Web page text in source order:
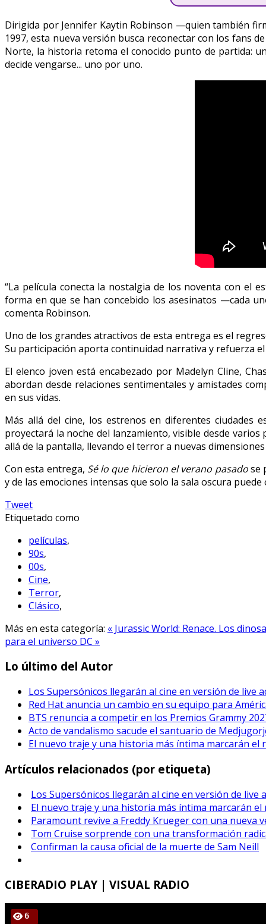
Dirigida por Jennifer Kaytin Robinson —quien también
1997, esta nueva versión busca reconectar con los fans
Norte, la historia retoma el conocido punto de partida:
decide vengarse... uno por uno.
“La película conecta la nostalgia de los noventa con el
forma en que se han concebido los asesinatos —cada
comenta Robinson.
Uno de los grandes atractivos de esta entrega es el
Su participación aporta continuidad narrativa y refuerza
El elenco joven está encabezado por Madelyn Cline,
abordan desde relaciones sentimentales y amistades
en sus vidas.
Más allá del cine, los estrenos en diferentes ciudades
proyectará la noche del lanzamiento, visible desde
allá de la pantalla, llevando el terror a nuevas
Con esta entrega, Sé lo que hicieron el verano pasadose
y de las emociones intensas que solo la sala oscura
Tweet
Etiquetado como
películas,
90s,
00s,
Cine,
Terror,
Clásico,
Más en esta categoría: « Jurassic World: Renace. Los
para el universo DC »
Lo último del Autor
Los Supersónicos llegarán al cine en versión de live
Red Hat anuncia un cambio en su equipo para
BTS renuncia a competir en los Premios Grammy
Acto de vandalismo sacude el santuario de
El nuevo traje y una historia más íntima marcarán el
Artículos relacionados (por etiqueta)
Los Supersónicos llegarán al cine en versión de live
El nuevo traje y una historia más íntima marcarán
Paramount revive a Freddy Krueger con una nueva
Tom Cruise sorprende con una transformación
Confirman la causa oficial de la muerte de Sam Neill
CIBERADIO PLAY | VISUAL RADIO